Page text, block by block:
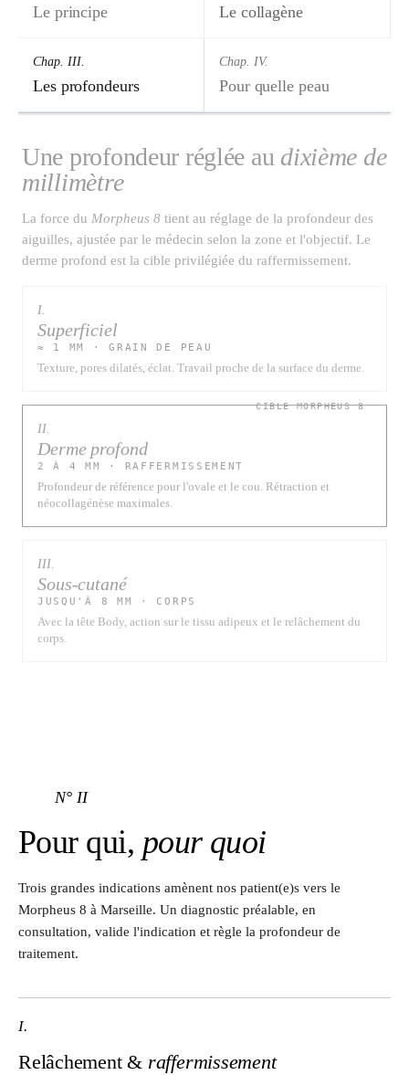
Morpheus 8 à fournir.
profondeur des micro-
aiguilles. ]
Le principe Le collagène
Chap. III.
Les profondeurs
Chap. IV.
Pour quelle peau
Une profondeur réglée au dixième de
millimètre
La force du Morpheus 8 tient au réglage de la profondeur des
aiguilles, ajustée par le médecin selon la zone et l'objectif. Le
derme profond est la cible privilégiée du raffermissement.
I.
Superficiel
≈ 1 MM · GRAIN DE PEAU
Texture, pores dilatés, éclat. Travail proche de la surface du derme.
II.
Derme profond
2 À 4 MM · RAFFERMISSEMENT
Profondeur de référence pour l'ovale et le cou. Rétraction et
néocollagénèse maximales.
III.
Sous-cutané
JUSQU'À 8 MM · CORPS
Avec la tête Body, action sur le tissu adipeux et le relâchement du
N° II
Pour qui, pour quoi
Trois grandes indications amènent nos patient(e)s vers le
Morpheus 8 à Marseille. Un diagnostic préalable, en
consultation, valide l'indication et règle la profondeur de
traitement.
I.
Relâchement & raffermissement